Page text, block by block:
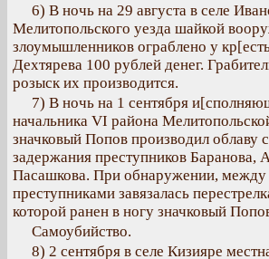
6) В ночь на 29 августа в селе
Мелитопольского уезда шайкой
злоумышленников ограблено у
Дехтярева 100 рублей денег.
розыск их производится.
7) В ночь на 1 сентября
начальника VI района
значковый Попов производил облаву
задержания преступников Баранова,
Пасашкова. При обнаружении, между
преступниками завязалась
которой ранен в ногу значковый
Самоубийство.
8) 2 сентября в селе Кизияре